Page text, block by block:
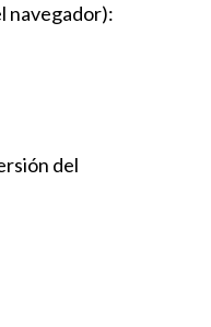
navegador):
del